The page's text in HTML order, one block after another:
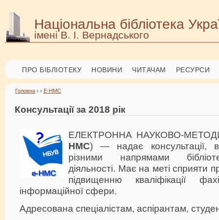
Національна бібліотека
імені В. І. Вернадського
ПРО БІБЛІОТЕКУ НОВИНИ ЧИТАЧАМ РЕСУРСИ
Головна › › Е-НМС
Консультації за 2018 рік
ЕЛЕКТРОННА НАУКОВО-
НМС) — надає консультації,
різними напрямами
діяльності. Має на меті сприяти
підвищенню кваліфікації
інформаційної сфери.
Адресована спеціалістам, аспірантам,